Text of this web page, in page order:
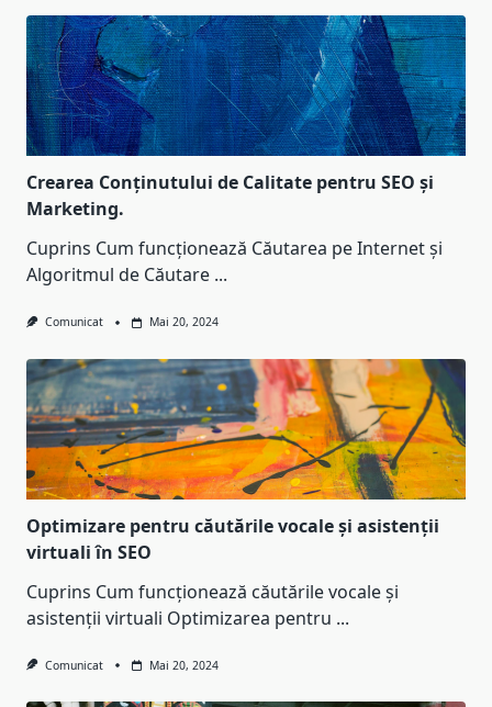
Crearea Conținutului de Calitate pentru SEO și
Marketing.
Cuprins Cum funcționează Căutarea pe Internet și
Algoritmul de Căutare ...
Comunicat Mai 20, 2024
Optimizare pentru căutările vocale și asistenții
virtuali în SEO
Cuprins Cum funcționează căutările vocale și
asistenții virtuali Optimizarea pentru ...
Comunicat Mai 20, 2024